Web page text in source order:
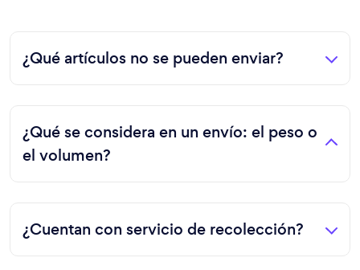
¿Qué artículos no se pueden enviar?
¿Qué se considera en un envío: el peso o
el volumen?
¿Cuentan con servicio de recolección?